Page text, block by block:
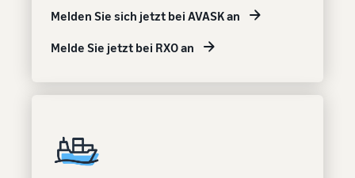
Melden Sie sich jetzt bei AVASK an
Melde Sie jetzt bei RXO an